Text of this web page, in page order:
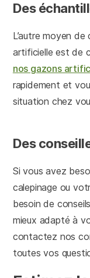
Des
L’autre moyen
artificielle est de
nos gazons
rapidement et
situation chez
Des
Si vous avez
calepinage ou
besoin de
mieux adapté à
contactez nos
toutes vos